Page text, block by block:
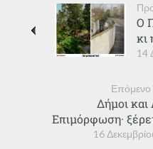
14
Ο
κι
16
Δήμοι και
Επιμόρφωση·